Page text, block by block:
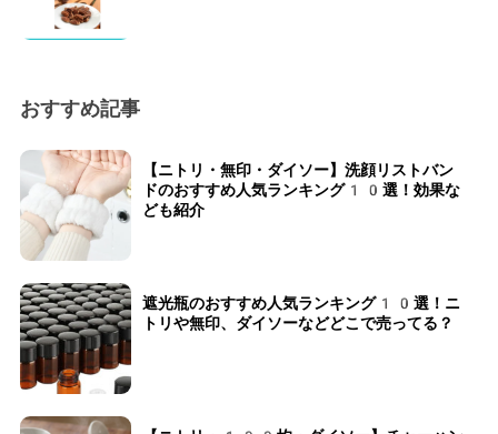
おすすめ記事
【ニトリ・無印・ダイソー】洗顔リストバン
ドのおすすめ人気ランキング10選！効果な
ども紹介
遮光瓶のおすすめ人気ランキング10選！ニ
トリや無印、ダイソーなどどこで売ってる？